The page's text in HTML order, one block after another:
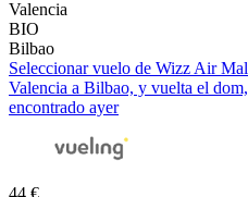
Valencia
BIO
Bilbao
Seleccionar vuelo de Wizz Air
Valencia a Bilbao, y vuelta el
encontrado ayer
44 €